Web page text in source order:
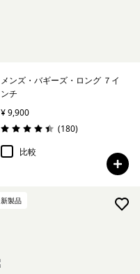
メンズ・バギーズ・ロング ７イ
ンチ
¥ 9,900
評価: 4.4 / 5
(180レビュー
)
比較
新製品